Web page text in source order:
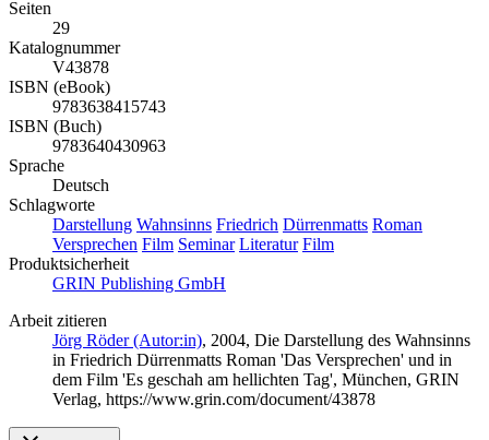
Seiten
29
Katalognummer
V43878
ISBN (eBook)
9783638415743
ISBN (Buch)
9783640430963
Sprache
Deutsch
Schlagworte
Darstellung Wahnsinns Friedrich Dürrenmatts Roman
Versprechen Film Seminar Literatur Film
Produktsicherheit
GRIN Publishing GmbH
Arbeit zitieren
Jörg Röder (Autor:in), 2004, Die Darstellung des Wahnsinns
in Friedrich Dürrenmatts Roman 'Das Versprechen' und in
dem Film 'Es geschah am hellichten Tag', München, GRIN
Verlag, https://www.grin.com/document/43878